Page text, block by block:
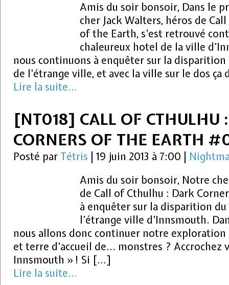
Amis du soir bonsoir, Dans le
cher Jack Walters, héros de
of the Earth, s’est retrouvé
chaleureux hotel de la ville
nous continuons à enquêter sur la
de l’étrange ville, et avec la ville sur le dos
Lire la suite...
[NT018] CALL OF CTHULHU
CORNERS OF THE EARTH
Posté par Tétris 19 juin 2013 à 7:00
Amis du soir bonsoir, Notre
de Call of Cthulhu : Dark
à enquêter sur la disparition
l’étrange ville d’Innsmouth.
nous allons donc continuer notre exploration
et terre d’accueil de… monstres ? Accrochez
Innsmouth » ! Si […]
Lire la suite...